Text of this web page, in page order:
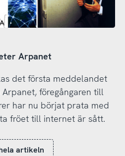
Arpanet
det första meddelandet
föregångaren till
har nu börjat prata med
fröet till internet är sått.
artikeln